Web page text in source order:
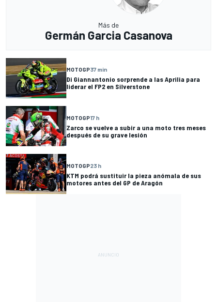
Más de
Germán Garcia Casanova
MOTOGP37 min
Di Giannantonio sorprende a las Aprilia para
liderar el FP2 en Silverstone
MOTOGP17 h
Zarco se vuelve a subir a una moto tres meses
después de su grave lesión
MOTOGP23 h
KTM podrá sustituir la pieza anómala de sus
motores antes del GP de Aragón